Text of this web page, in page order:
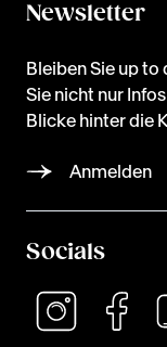
Newsletter
Bleiben Sie up
Sie nicht nur
Blicke hinter die
Anmelden
Socials